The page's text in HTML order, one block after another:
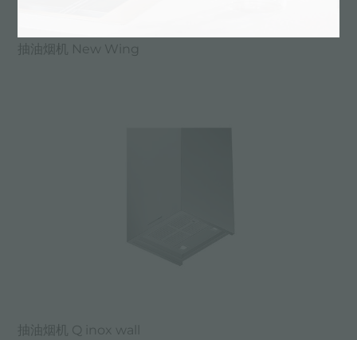
抽油烟机 New Wing
抽油烟机 Q inox wall